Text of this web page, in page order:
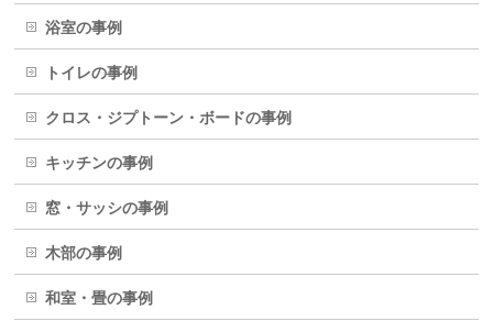
浴室の事例
トイレの事例
クロス・ジプトーン・ボードの事例
キッチンの事例
窓・サッシの事例
木部の事例
和室・畳の事例